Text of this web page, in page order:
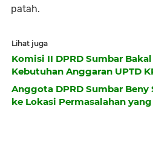
patah.
Lihat juga
Komisi II DPRD Sumbar
Kebutuhan Anggaran UPTD
Anggota DPRD Sumbar Beny
ke Lokasi Permasalahan